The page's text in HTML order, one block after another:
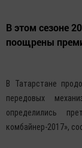
В этом сезоне
поощрены
В Татарстане
передовых
определились
комбайнер-2017»,